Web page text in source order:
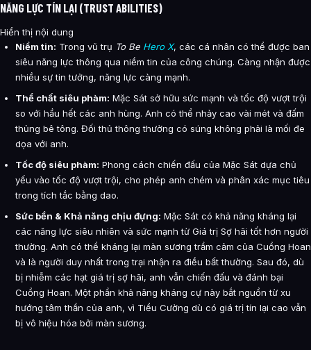
NĂNG LỰC TÍN LẠI (TRUST ABILITIES)
Hiển thị nội dung
Niềm tin: Trong vũ trụ To Be Hero X, các cá nhân có thể được ban
siêu năng lực thông qua niềm tin của công chúng. Càng nhận được
nhiều sự tin tưởng, năng lực càng mạnh.
Thể chất siêu phàm: Mặc Sát sở hữu sức mạnh và tốc độ vượt trội
so với hầu hết các anh hùng. Anh có thể nhảy cao vài mét và đấm
thủng bê tông. Đối thủ thông thường có súng không phải là mối đe
dọa với anh.
Tốc độ siêu phàm: Phong cách chiến đấu của Mặc Sát dựa chủ
yếu vào tốc độ vượt trội, cho phép anh chém và phân xác mục tiêu
trong tích tắc bằng dao.
Sức bền & Khả năng chịu đựng: Mặc Sát có khả năng kháng lại
các năng lực siêu nhiên và sức mạnh từ Giá trị Sợ hãi tốt hơn người
thường. Anh có thể kháng lại màn sương trầm cảm của Cuồng Hoan
và là người duy nhất trong trại nhận ra điều bất thường. Sau đó, dù
bị nhiễm các hạt giá trị sợ hãi, anh vẫn chiến đấu và đánh bại
Cuồng Hoan. Một phần khả năng kháng cự này bắt nguồn từ xu
hướng tâm thần của anh, vì Tiểu Cường dù có giá trị tín lại cao vẫn
bị vô hiệu hóa bởi màn sương.